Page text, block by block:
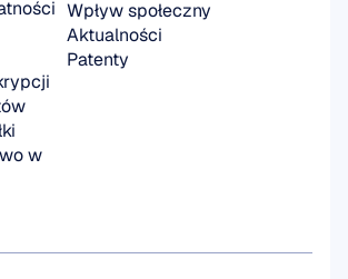
Wpływ społeczny
Aktualności
Patenty
w